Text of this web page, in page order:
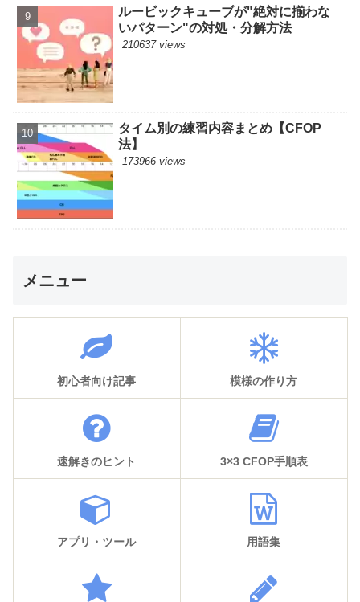
ルービックキューブが"絶対に揃わな
いパターン"の対処・分解方法
210637 views
タイム別の練習内容まとめ【CFOP
法】
173966 views
メニュー
初心者向け記事 模様の作り方
速解きのヒント 3×3 CFOP手順表
アプリ・ツール 用語集